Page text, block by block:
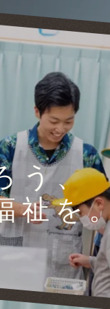
う、
祉を